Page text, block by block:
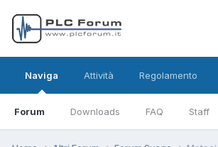
Naviga
Forum Downloads FAQ Staff
Attività Regolamento